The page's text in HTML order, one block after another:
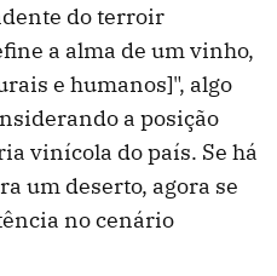
do terroir
a alma de um vinho,
e humanos]", algo
a posição
vinícola do país. Se há
um deserto, agora se
no cenário